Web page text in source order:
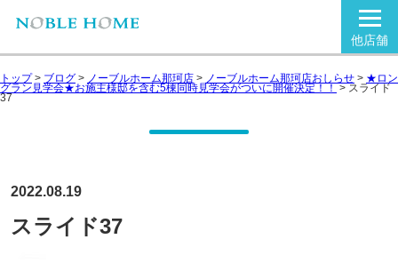
他店舗
トップ> ブログ > ノーブルホーム那珂店 > ノーブルホーム那珂店おしらせ > ★ロン
グラン見学会★お施主様邸を含む5棟同時見学会がついに開催決定！！ > スライド
37
2022.08.19
スライド37